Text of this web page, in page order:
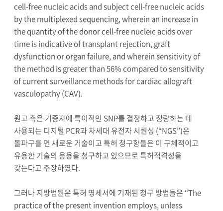
cell-free nucleic acids and subject cell-free nucleic acids
by the multiplexed sequencing, wherein an increase in
the quantity of the donor cell-free nucleic acids over
time is indicative of transplant rejection, graft
dysfunction or organ failure, and wherein sensitivity of
the method is greater than 56% compared to sensitivity
of current surveillance methods for cardiac allograft
vasculopathy (CAV).
원고 측은 기증자에 특이적인 SNP를 결정하고 정량하는 데
사용되는 디지털 PCR과 차세대 유전자 시퀀싱 (“NGS”)은
돌파구를 연 새로운 기술이고 특허 청구항들은 이 구체적이고
유용한 기술의 응용을 청구하고 있으므로 특허적격성을
갖는다고 주장하였다.
그러나 지방법원은 특허 명세서에 기재된 청구 방법들은 “The
practice of the present invention employs, unless